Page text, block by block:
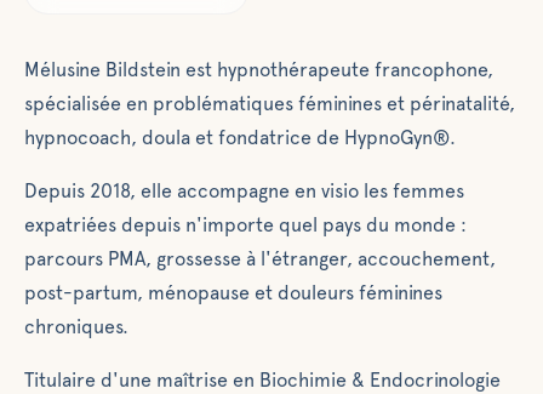
Mélusine Bildstein est hypnothérapeute francophone,
spécialisée en problématiques féminines et périnatalité,
hypnocoach, doula et fondatrice de HypnoGyn®.
Depuis 2018, elle accompagne en visio les femmes
expatriées depuis n'importe quel pays du monde :
parcours PMA, grossesse à l'étranger, accouchement,
post-partum, ménopause et douleurs féminines
chroniques.
Titulaire d'une maîtrise en Biochimie & Endocrinologie